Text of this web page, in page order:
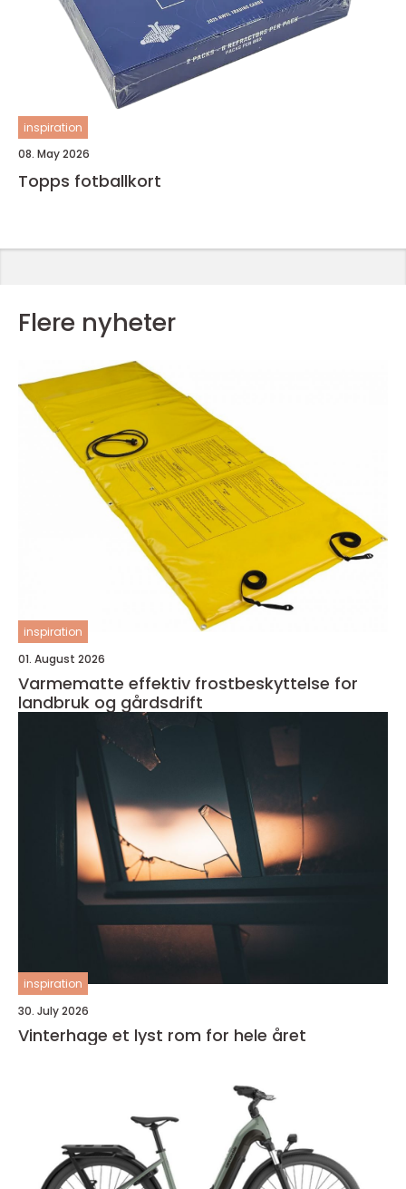
inspiration
08. May 2026
Topps fotballkort
Flere nyheter
inspiration
01. August 2026
Varmematte effektiv frostbeskyttelse for
landbruk og gårdsdrift
inspiration
30. July 2026
Vinterhage et lyst rom for hele året